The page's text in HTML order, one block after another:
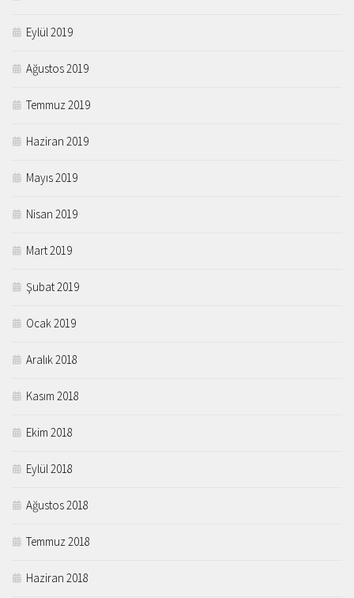
Eylül 2019
Ağustos 2019
Temmuz 2019
Haziran 2019
Mayıs 2019
Nisan 2019
Mart 2019
Şubat 2019
Ocak 2019
Aralık 2018
Kasım 2018
Ekim 2018
Eylül 2018
Ağustos 2018
Temmuz 2018
Haziran 2018